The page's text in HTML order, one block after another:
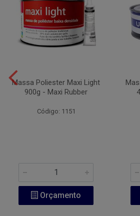
Massa Poliester Maxi Light
900g - Maxi Rubber
Código: 1151
Orçamento